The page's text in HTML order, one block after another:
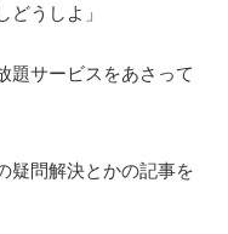
うしよ」
題サービスをあさって
疑問解決とかの記事を